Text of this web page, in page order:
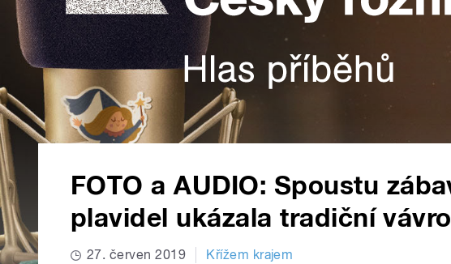
FOTO a AUDIO: Spoustu
plavidel ukázala tradiční
27. červen 2019 Křížem krajem